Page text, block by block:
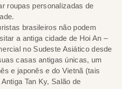
roupas personalizadas de
brasileiros não podem
a antiga cidade de Hoi An –
no Sudeste Asiático desde
casas antigas únicas, um
e japonês e do Vietnã (tais
Tan Ky, Salão de